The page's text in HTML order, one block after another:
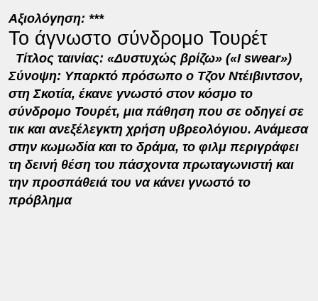
Αξιολόγηση: ***
Το άγνωστο σύνδρομο Τουρέτ
Τίτλος ταινίας: «Δυστυχώς βρίζω» («I swear»)
Σύνοψη: Υπαρκτό πρόσωπο ο Τζον Ντέιβιντσον,
στη Σκοτία, έκανε γνωστό στον κόσμο το
σύνδρομο Τουρέτ, μια πάθηση που σε οδηγεί σε
τικ και ανεξέλεγκτη χρήση υβρεολόγιου. Ανάμεσα
στην κωμωδία και το δράμα, το φιλμ περιγράφει
τη δεινή θέση του πάσχοντα πρωταγωνιστή και
την προσπάθειά του να κάνει γνωστό το
πρόβλημα